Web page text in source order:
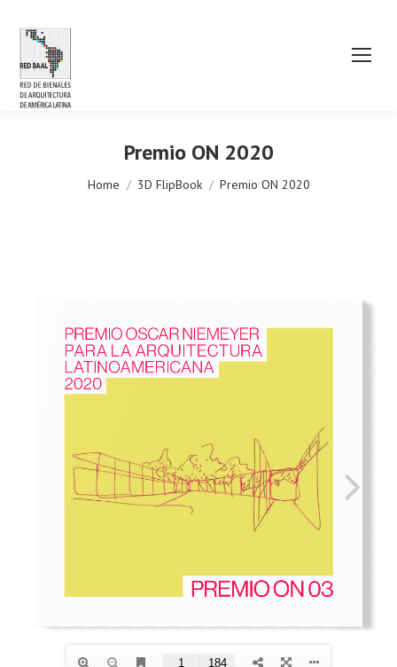
Premio ON 2020
Home 3D FlipBook Premio ON 2020